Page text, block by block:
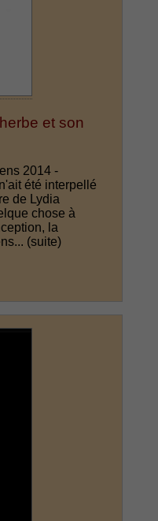
et son
2014 -
été interpellé
de Lydia
chose à
la
(suite)